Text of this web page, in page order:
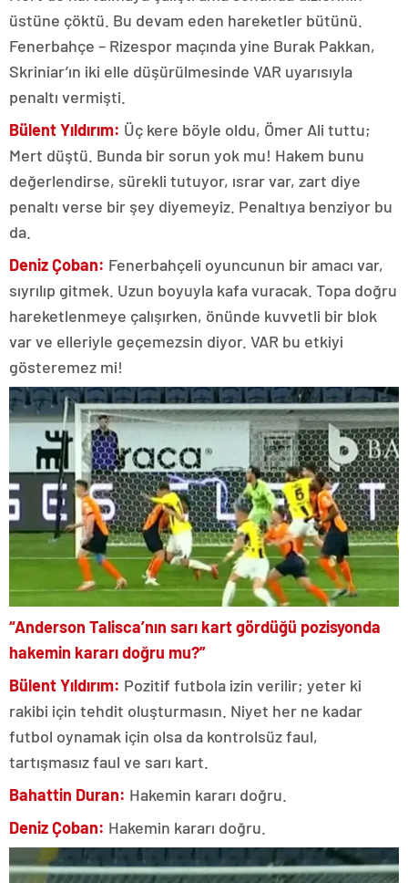
üstüne çöktü. Bu devam eden hareketler bütünü.
Fenerbahçe – Rizespor maçında yine Burak Pakkan,
Skriniar’ın iki elle düşürülmesinde VAR uyarısıyla
penaltı vermişti.
Bülent Yıldırım: Üç kere böyle oldu, Ömer Ali tuttu;
Mert düştü. Bunda bir sorun yok mu! Hakem bunu
değerlendirse, sürekli tutuyor, ısrar var, zart diye
penaltı verse bir şey diyemeyiz. Penaltıya benziyor bu
da.
Deniz Çoban: Fenerbahçeli oyuncunun bir amacı var,
sıyrılıp gitmek. Uzun boyuyla kafa vuracak. Topa doğru
hareketlenmeye çalışırken, önünde kuvvetli bir blok
var ve elleriyle geçemezsin diyor. VAR bu etkiyi
gösteremez mi!
“Anderson Talisca’nın sarı kart gördüğü pozisyonda
hakemin kararı doğru mu?”
Bülent Yıldırım: Pozitif futbola izin verilir; yeter ki
rakibi için tehdit oluşturmasın. Niyet her ne kadar
futbol oynamak için olsa da kontrolsüz faul,
tartışmasız faul ve sarı kart.
Bahattin Duran: Hakemin kararı doğru.
Deniz Çoban: Hakemin kararı doğru.